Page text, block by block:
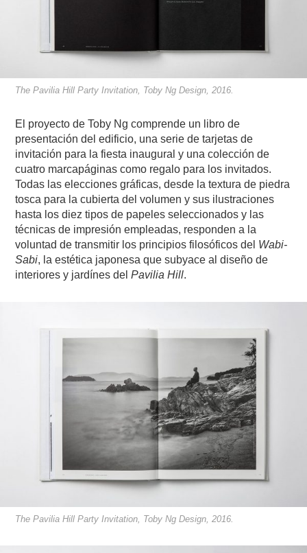
The Pavilia Hill Party Invitation, Toby Ng Design, 2016.
El proyecto de Toby Ng comprende un libro de
presentación del edificio, una serie de tarjetas de
invitación para la fiesta inaugural y una colección de
cuatro marcapáginas como regalo para los invitados.
Todas las elecciones gráficas, desde la textura de piedra
tosca para la cubierta del volumen y sus ilustraciones
hasta los diez tipos de papeles seleccionados y las
técnicas de impresión empleadas, responden a la
voluntad de transmitir los principios filosóficos del Wabi-
Sabi, la estética japonesa que subyace al diseño de
interiores y jardínes delPavilia Hill.
The Pavilia Hill Party Invitation, Toby Ng Design, 2016.